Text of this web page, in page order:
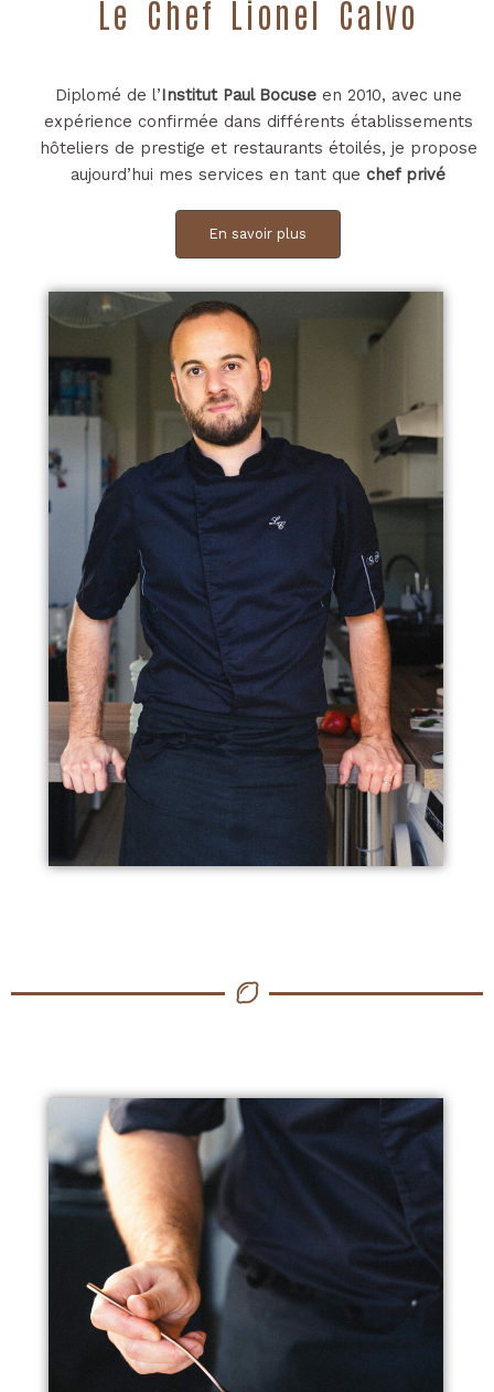
Le Chef Lionel Calvo
Diplomé de l’Institut Paul Bocuseen 2010, avec une
expérience confirmée dans différents établissements
hôteliers de prestige et restaurants étoilés, je propose
aujourd’hui mes services en tant que chef privé
En savoir plus